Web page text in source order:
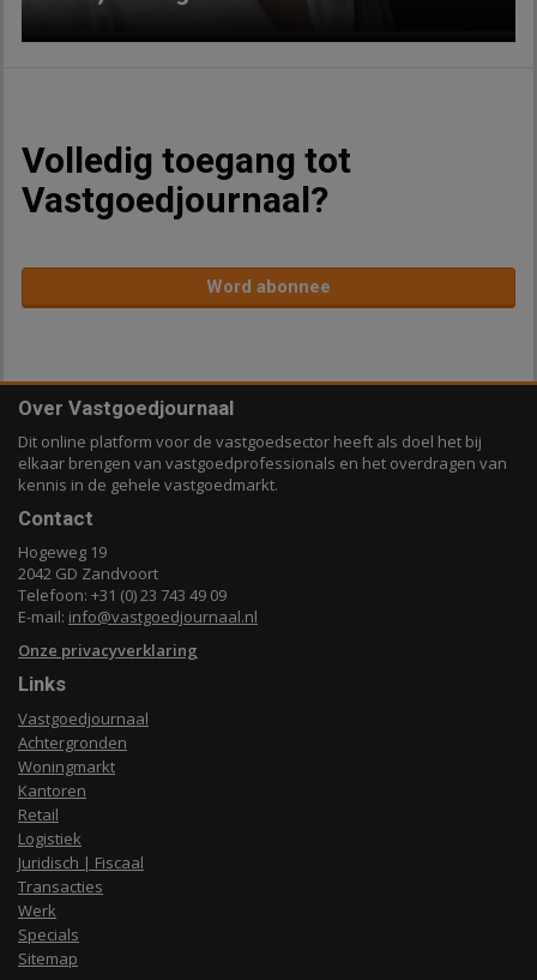
Volledig toegang tot
Vastgoedjournaal?
Word abonnee
Over Vastgoedjournaal
Dit online platform voor de vastgoedsector heeft als doel het bij
elkaar brengen van vastgoedprofessionals en het overdragen van
kennis in de gehele vastgoedmarkt.
Contact
Hogeweg 19
2042 GD Zandvoort
Telefoon: +31 (0) 23 743 49 09
E-mail: info@vastgoedjournaal.nl
Onze privacyverklaring
Links
Vastgoedjournaal
Achtergronden
Woningmarkt
Kantoren
Retail
Logistiek
Juridisch | Fiscaal
Transacties
Werk
Specials
Sitemap